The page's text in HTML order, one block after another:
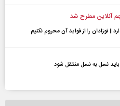
آنلاین مطرح شد
| نوزادان را از فواید آن محروم نکنیم
نسل به نسل منتقل شود